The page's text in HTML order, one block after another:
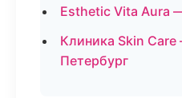
Esthetic Vita Aura
Клиника Skin
Петербург